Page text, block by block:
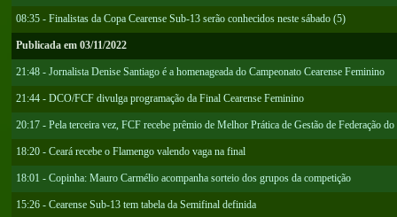
08:35 - Finalistas da Copa Cearense Sub-13 serão conhecidos neste sábado (5)
Publicada em 03/11/2022
21:48 - Jornalista Denise Santiago é a homenageada do Campeonato Cearense Feminino
21:44 - DCO/FCF divulga programação da Final Cearense Feminino
20:17 - Pela terceira vez, FCF recebe prêmio de Melhor Prática de Gestão de Federação
18:20 - Ceará recebe o Flamengo valendo vaga na final
18:01 - Copinha: Mauro Carmélio acompanha sorteio dos grupos da competição
15:26 - Cearense Sub-13 tem tabela da Semifinal definida